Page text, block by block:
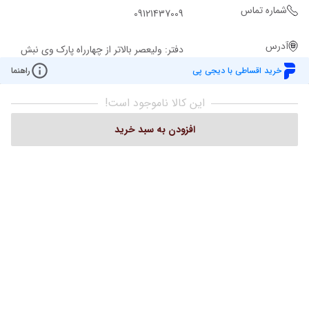
خرید اقساطی با دیجی پی راهنما
این کالا ناموجود است!
افزودن به سبد خرید
شماره تماس 09121437009
آدرس
دفتر: ولیعصر بالاتر از چهارراه پارک وی نبش
کوچه ملاح ساختمان روشن پ 2943 ط 1